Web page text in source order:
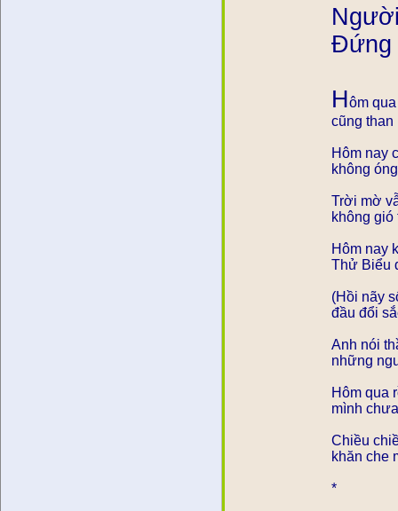
Đứng
Hôm
cũng than
Hôm nay
không
Trời mờ
không gió
Hôm nay
Thử Biểu
(Hồi nãy
đầu đổi
Anh nói
những
Hôm qua
mình
Chiều
khăn che
*